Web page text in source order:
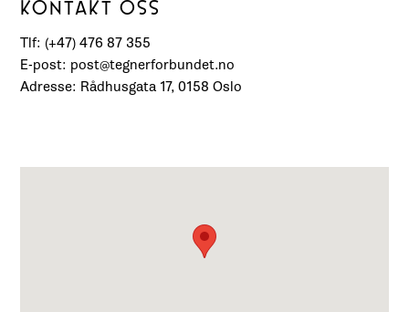
KONTAKT OSS
Tlf: (+47) 476 87 355
E-post: post@tegnerforbundet.no
Adresse: Rådhusgata 17, 0158 Oslo